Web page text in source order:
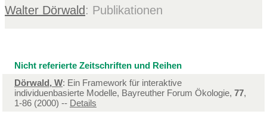
Walter Dörwald : Publikationen
Nicht referierte Zeitschriften und Reihen
Dörwald, W: Ein Framework für interaktive
individuenbasierte Modelle, Bayreuther Forum Ökologie, 77,
1-86 (2000) -- Details